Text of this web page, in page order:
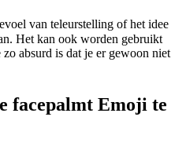
van teleurstelling of het idee
Het kan ook worden gebruikt
absurd is dat je er gewoon niet
facepalmt Emoji te